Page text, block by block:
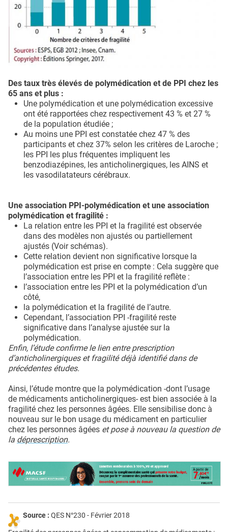
Des taux très élevés de polymédication et de PPI chez les
65 ans et plus :
Une polymédication et une polymédication excessive
ont été rapportées chez respectivement 43 % et 27 %
de la population étudiée ;
Au moins une PPI est constatée chez 47 % des
participants et chez 37% selon les critères de Laroche ;
les PPI les plus fréquentes impliquent les
benzodiazépines, les anticholinergiques, les AINS et
les vasodilatateurs cérébraux.
Une association PPI-polymédication et une association
polymédication et fragilité :
La relation entre les PPI et la fragilité est observée
dans des modèles non ajustés ou partiellement
ajustés (Voir schémas).
Cette relation devient non significative lorsque la
polymédication est prise en compte : Cela suggère que
l’association entre les PPI et la fragilité reflète :
l’association entre les PPI et la polymédication d’un
côté,
la polymédication et la fragilité de l’autre.
Cependant, l’association PPI -fragilité reste
significative dans l’analyse ajustée sur la
polymédication.
Enfin, l’étude confirme le lien entre prescription
d’anticholinergiques et fragilité déjà identifié dans de
précédentes études.
Ainsi, l’étude montre que la polymédication -dont l’usage
de médicaments anticholinergiques- est bien associée à la
fragilité chez les personnes âgées. Elle sensibilise donc à
nouveau sur le bon usage du médicament en particulier
chez les personnes âgées et pose à nouveau la question de
la déprescription.
Source : QES N°230 - Février 2018